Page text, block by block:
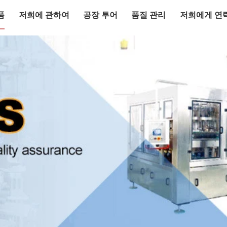
저희에 관하여 공장 투어 품질 관리 저희에게 연